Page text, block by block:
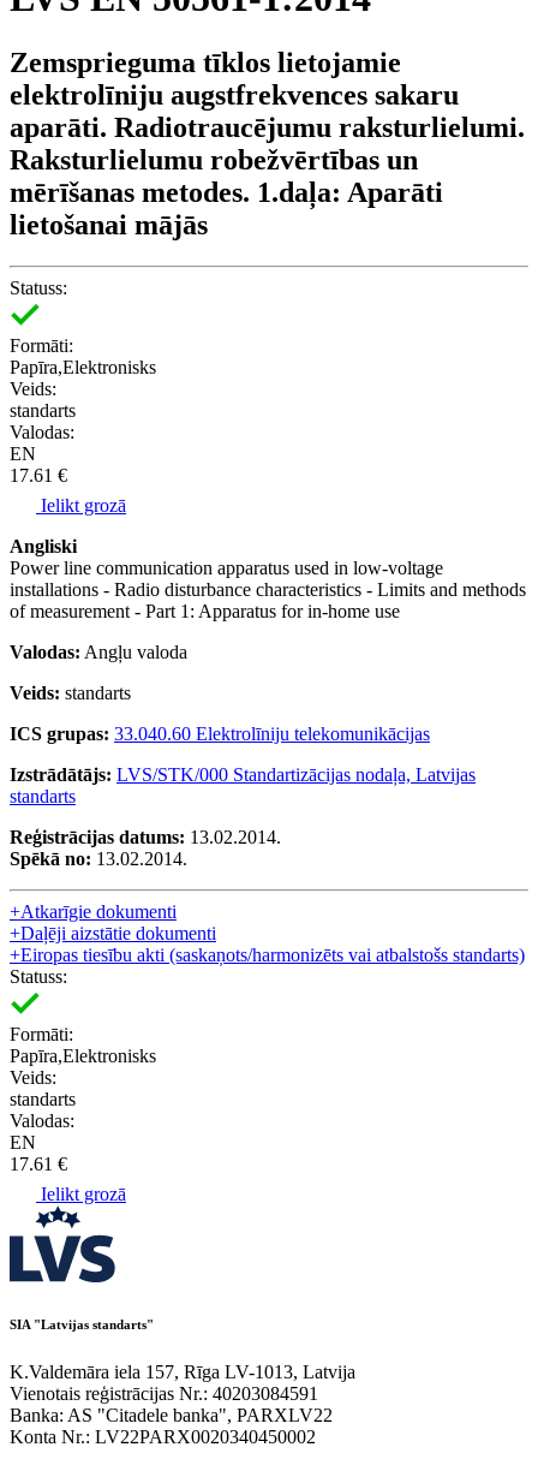
Zemsprieguma tīklos lietojamie
elektrolīniju augstfrekvences sakaru
aparāti. Radiotraucējumu raksturlielumi.
Raksturlielumu robežvērtības un
mērīšanas metodes. 1.daļa: Aparāti
lietošanai mājās
Statuss:
Formāti:
Papīra,Elektronisks
Veids:
standarts
Valodas:
EN
17.61 €
Ielikt grozā
Angliski
Power line communication apparatus used in low-voltage
installations - Radio disturbance characteristics - Limits and methods
of measurement - Part 1: Apparatus for in-home use
Valodas: Angļu valoda
Veids: standarts
ICS grupas: 33.040.60 Elektrolīniju telekomunikācijas
Izstrādātājs: LVS/STK/000 Standartizācijas nodaļa, Latvijas
standarts
Reģistrācijas datums: 13.02.2014.
Spēkā no: 13.02.2014.
+Atkarīgie dokumenti
+Daļēji aizstātie dokumenti
+Eiropas tiesību akti (saskaņots/harmonizēts vai atbalstošs standarts)
Statuss:
Formāti:
Papīra,Elektronisks
Veids:
standarts
Valodas:
EN
17.61 €
Ielikt grozā
SIA "Latvijas standarts"
K.Valdemāra iela 157, Rīga LV-1013, Latvija
Vienotais reģistrācijas Nr.: 40203084591
Banka: AS "Citadele banka", PARXLV22
Konta Nr.: LV22PARX0020340450002